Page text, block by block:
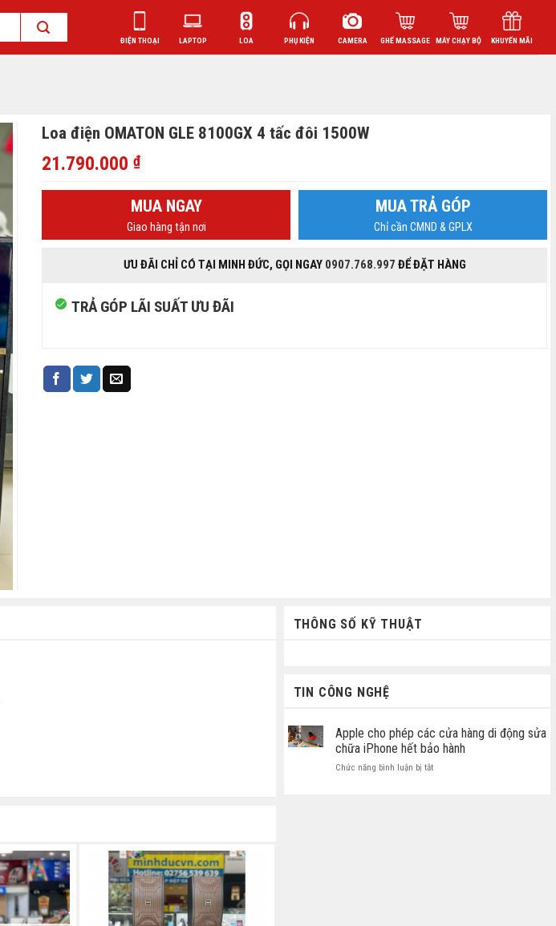
ĐIỆN THOẠI LAPTOP LOA PHỤ KIỆN CAMERA GHẾ MASSAGE MÁY CHẠY BỘ KHUYẾN MÃI
Loa điện OMATON GLE 8100GX 4 tấc đôi 1500W
21.790.000 ₫
MUA NGAY
Giao hàng tận nơi
MUA TRẢ GÓP
Chỉ cần CMND & GPLX
ƯU ĐÃI CHỈ CÓ TẠI MINH ĐỨC, GỌI NGAY 0907.768.997 ĐỂ ĐẶT HÀNG
TRẢ GÓP LÃI SUẤT ƯU ĐÃI
THÔNG SỐ KỸ THUẬT
TIN CÔNG NGHỆ
Apple cho phép các cửa hàng di động sửa
chữa iPhone hết bảo hành
Chức năng bình luận bị tắtở